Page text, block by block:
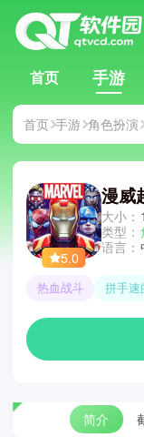
首页 手游
首页 手游 角色扮演
5.0
漫威
大小：
类型：
语言：
热血战斗 拼手速
简介